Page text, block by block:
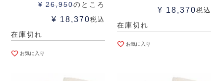
¥ 26,950のところ
¥ 18,370税込
在庫切れ
お気に入り
¥ 18,370税込
在庫切れ
お気に入り